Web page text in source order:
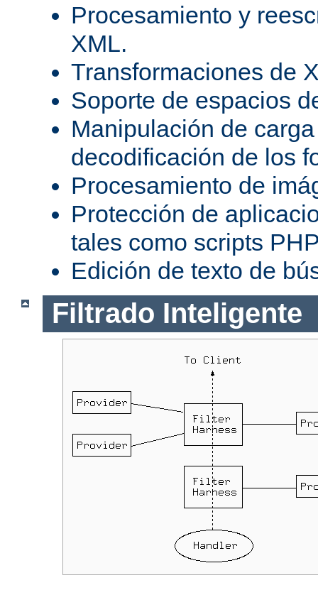
Procesamiento y
XML.
Transformaciones de
Soporte de espacios
Manipulación de
decodificación de los
Procesamiento de
Protección de
tales como scripts
Edición de texto de
Filtrado Inteligente